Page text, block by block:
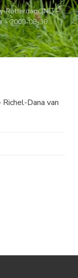
Rotterdam (NL) –
– 2009-08-30
Dana van